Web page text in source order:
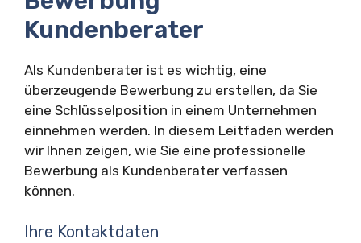
Kundenberater
Als Kundenberater ist es wichtig, eine
überzeugende Bewerbung zu erstellen, da Sie
eine Schlüsselposition in einem Unternehmen
einnehmen werden. In diesem Leitfaden werden
wir Ihnen zeigen, wie Sie eine professionelle
Bewerbung als Kundenberater verfassen
können.
Ihre Kontaktdaten